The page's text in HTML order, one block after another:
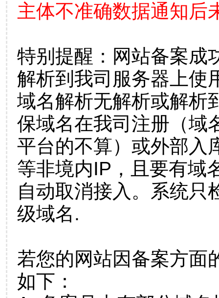
主体不准确数据通知后
特别提醒：网站备案成
解析到我司服务器上使
域名解析无解析或解析
保域名在我司注册（域
平台的不算）或外部入
等非境内IP，且要有域
自动取消接入。系统只
级域名.
若您的网站因备案方面
如下：